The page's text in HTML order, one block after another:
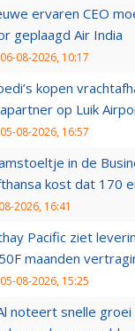
ervaren CEO
geplaagd Air India
06-08-2026, 10:17
kopen
op Luik
05-08-2026, 16:57
in de
kost dat 170
2026, 16:41
Pacific ziet
maanden
05-08-2026, 15:25
noteert snelle